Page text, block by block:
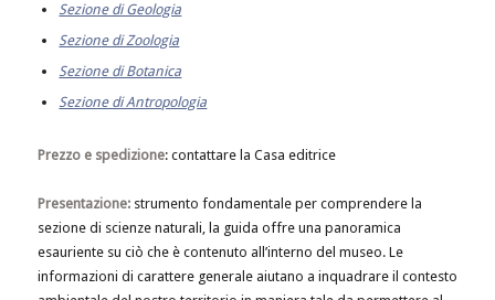
Sezione di Geologia
Sezione di Zoologia
Sezione di Botanica
Sezione di Antropologia
Prezzo e spedizione: contattare la Casa editrice
Presentazione:strumento fondamentale per comprendere la
sezione di scienze naturali, la guida offre una panoramica
esauriente su ciò che è contenuto all’interno del museo. Le
informazioni di carattere generale aiutano a inquadrare il contesto